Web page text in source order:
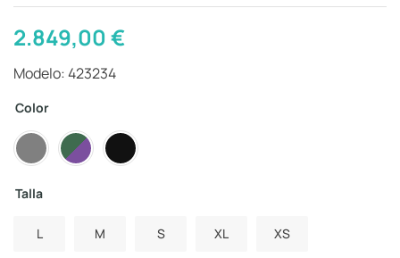
2.849,00€
Modelo: 423234
Color
Talla
L M S XL XS